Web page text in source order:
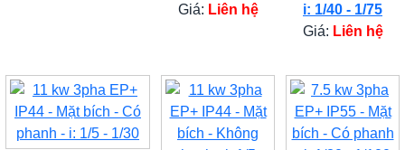
Giá: Liên hệ
i: 1/40 - 1/75
Giá: Liên hệ